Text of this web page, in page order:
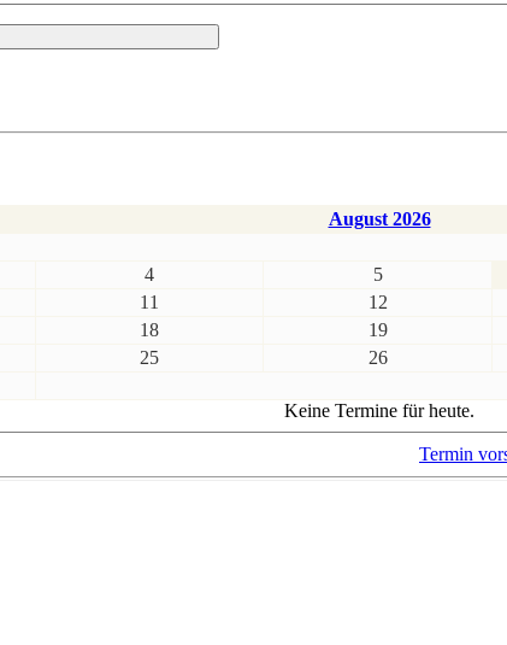
August 2026
4 5
11 12
18 19
25 26
Keine Termine für heute.
Termin